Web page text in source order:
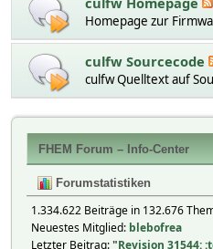
Homepage zur
culfw Sourcecode
culfw Quelltext auf
FHEM Forum – Info-Center
Forumstatistiken
1.334.622 Beiträge in 132.676
Neuestes Mitglied: blebofrea
Letzter Beitrag:"Revision 31544: